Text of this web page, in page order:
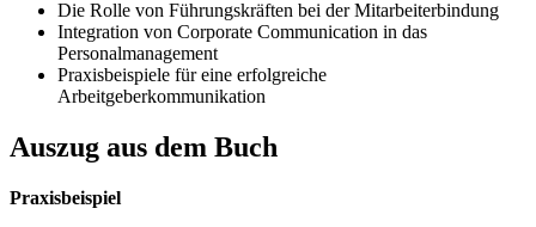
Die Rolle von Führungskräften bei der Mitarbeiterbindung
Integration von Corporate Communication in das
Personalmanagement
Praxisbeispiele für eine erfolgreiche
Arbeitgeberkommunikation
Auszug aus dem Buch
Praxisbeispiel